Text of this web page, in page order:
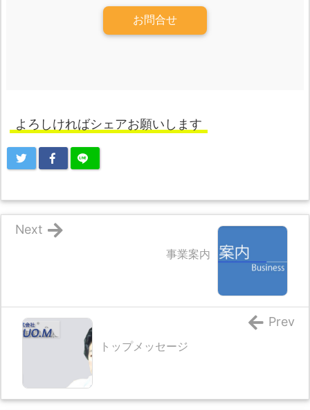
お問合せ
よろしければシェアお願いします
事業案内
Next
トップメッセージ
Prev